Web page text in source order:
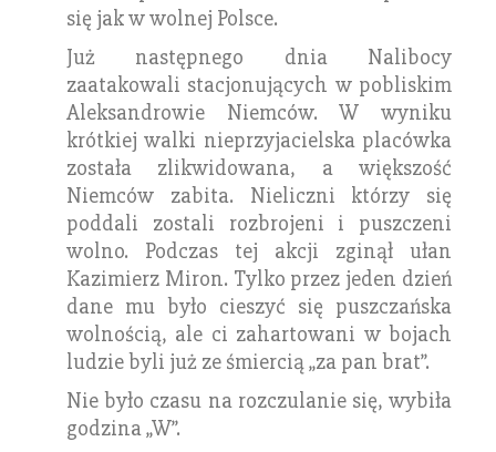
się jak w wolnej Polsce.
Już następnego dnia Nalibocy
zaatakowali stacjonujących w pobliskim
Aleksandrowie Niemców. W wyniku
krótkiej walki nieprzyjacielska placówka
została zlikwidowana, a większość
Niemców zabita. Nieliczni którzy się
poddali zostali rozbrojeni i puszczeni
wolno. Podczas tej akcji zginął ułan
Kazimierz Miron. Tylko przez jeden dzień
dane mu było cieszyć się puszczańska
wolnością, ale ci zahartowani w bojach
ludzie byli już ze śmiercią „za pan brat”.
Nie było czasu na rozczulanie się, wybiła
godzina „W”.